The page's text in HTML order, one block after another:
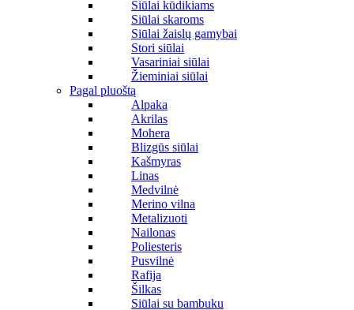
Siūlai kūdikiams
Siūlai skaroms
Siūlai žaislų gamybai
Stori siūlai
Vasariniai siūlai
Žieminiai siūlai
Pagal pluoštą
Alpaka
Akrilas
Mohera
Blizgūs siūlai
Kašmyras
Linas
Medvilnė
Merino vilna
Metalizuoti
Nailonas
Poliesteris
Pusvilnė
Rafija
Šilkas
Siūlai su bambuku